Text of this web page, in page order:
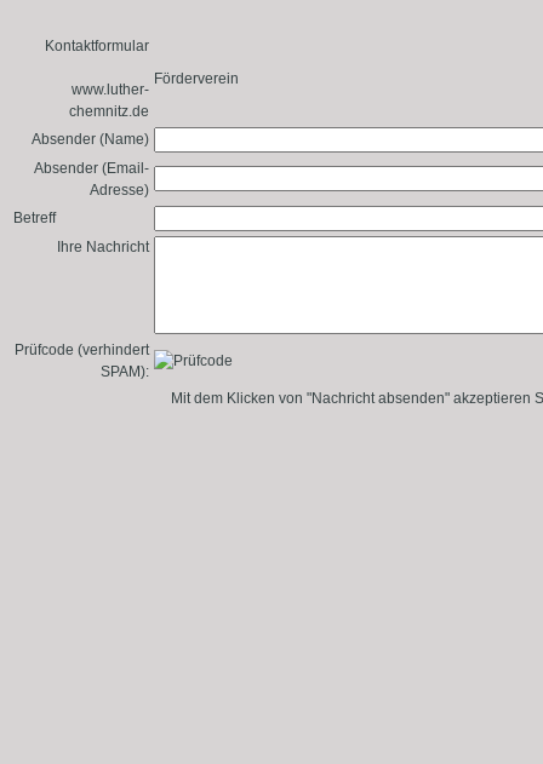
Kontaktformular
www.luther-
chemnitz.de
Förderverein
Absender (Name)
Absender (Email-
Adresse)
Betreff
Ihre Nachricht
Prüfcode (verhindert
SPAM):
Mit dem Klicken von "Nachricht absenden"